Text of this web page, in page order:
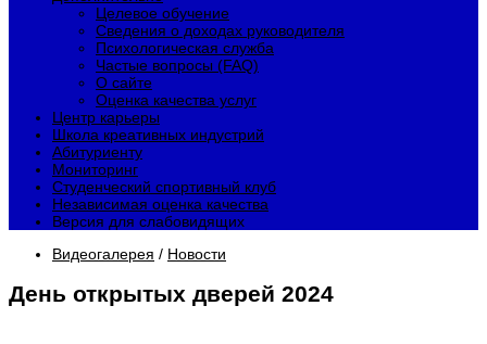
Целевое обучение
Сведения о доходах руководителя
Психологическая служба
Частые вопросы (FAQ)
О сайте
Оценка качества услуг
Центр карьеры
Школа креативных индустрий
Абитуриенту
Мониторинг
Студенческий спортивный клуб
Независимая оценка качества
Версия для слабовидящих
Видеогалерея / Новости
День открытых дверей 2024